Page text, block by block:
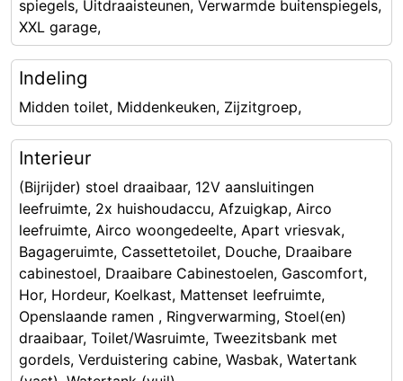
spiegels, Uitdraaisteunen, Verwarmde buitenspiegels,
XXL garage,
Indeling
Midden toilet, Middenkeuken, Zijzitgroep,
Interieur
(Bijrijder) stoel draaibaar, 12V aansluitingen
leefruimte, 2x huishoudaccu, Afzuigkap, Airco
leefruimte, Airco woongedeelte, Apart vriesvak,
Bagageruimte, Cassettetoilet, Douche, Draaibare
cabinestoel, Draaibare Cabinestoelen, Gascomfort,
Hor, Hordeur, Koelkast, Mattenset leefruimte,
Openslaande ramen , Ringverwarming, Stoel(en)
draaibaar, Toilet/Wasruimte, Tweezitsbank met
gordels, Verduistering cabine, Wasbak, Watertank